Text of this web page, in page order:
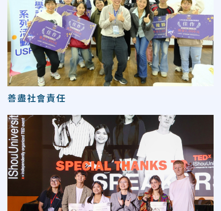
善盡社會責任